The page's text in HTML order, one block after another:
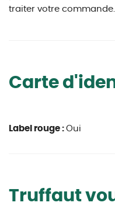
traiter votre
Carte
Label rouge : Oui
Truffaut